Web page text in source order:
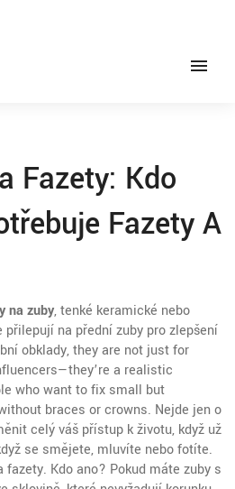
Fazety: Kdo
Fazety A
na zuby,tenké keramické nebo
na přední zuby pro zlepšení
obklady, they are not just for
a realistic
who want to fix small but
braces or crowns. Nejde jen o
celý váš přístup k životu, když už
se smějete, mluvíte nebo fotíte.
fazety. Kdo ano? Pokud máte zuby s